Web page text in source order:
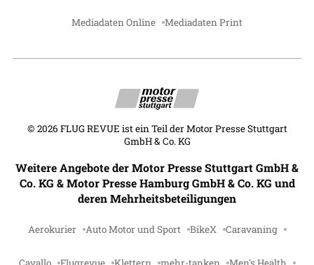
Mediadaten Online Mediadaten Print
© 2026 FLUG REVUE ist ein Teil der Motor Presse Stuttgart
GmbH & Co. KG
Weitere Angebote der Motor Presse Stuttgart GmbH &
Co. KG & Motor Presse Hamburg GmbH & Co. KG und
deren Mehrheitsbeteiligungen
Aerokurier Auto Motor und Sport BikeX Caravaning